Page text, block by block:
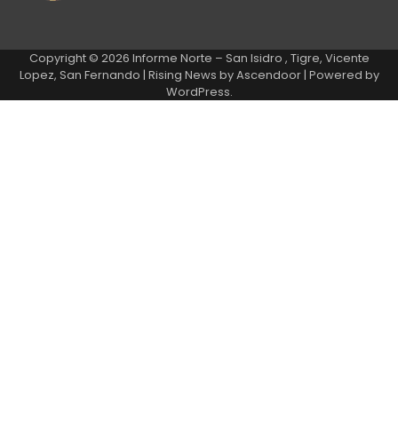
Copyright © 2026 Informe Norte – San Isidro , Tigre, Vicente
Lopez, San Fernando | Rising News byAscendoor| Powered by
WordPress.